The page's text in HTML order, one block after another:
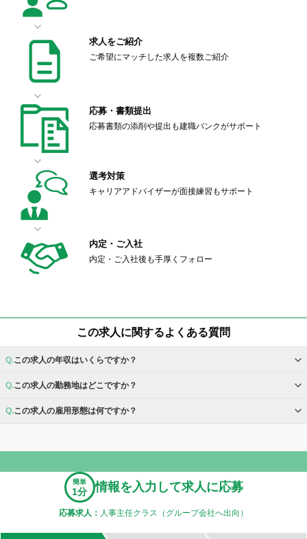
求人をご紹介
ご希望にマッチした求人を複数ご紹介
応募・書類提出
応募書類の添削や提出も建職バンクがサポート
選考対策
キャリアアドバイザーが面接練習もサポート
内定・ご入社
内定・ご入社後も手厚くフォロー
この求人に関するよくある質問
この求人の年収はいくらですか？
この求人の勤務地はどこですか？
この求人の雇用形態は何ですか？
簡単
1分 情報を入力して求人に応募
応募求人： 人事主任クラス（グループ会社へ出向）